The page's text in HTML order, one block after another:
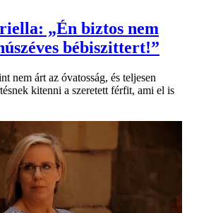
„Én biztos nem
bébiszittert!”
nem árt az óvatosság, és teljesen
kitenni a szeretett férfit, ami el is